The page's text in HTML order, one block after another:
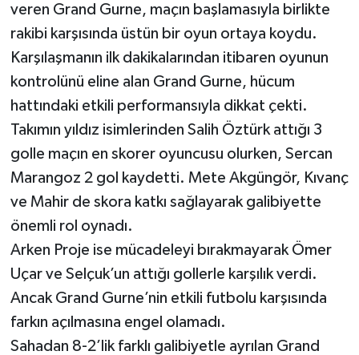
veren Grand Gurne, maçın başlamasıyla birlikte
rakibi karşısında üstün bir oyun ortaya koydu.
Karşılaşmanın ilk dakikalarından itibaren oyunun
kontrolünü eline alan Grand Gurne, hücum
hattındaki etkili performansıyla dikkat çekti.
Takımın yıldız isimlerinden Salih Öztürk attığı 3
golle maçın en skorer oyuncusu olurken, Sercan
Marangoz 2 gol kaydetti. Mete Akgüngör, Kıvanç
ve Mahir de skora katkı sağlayarak galibiyette
önemli rol oynadı.
Arken Proje ise mücadeleyi bırakmayarak Ömer
Uçar ve Selçuk’un attığı gollerle karşılık verdi.
Ancak Grand Gurne’nin etkili futbolu karşısında
farkın açılmasına engel olamadı.
Sahadan 8-2’lik farklı galibiyetle ayrılan Grand